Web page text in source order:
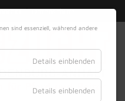
|Datenschutz
sind essenziell, während andere
Details einblenden
Details einblenden